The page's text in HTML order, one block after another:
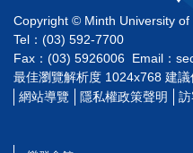
Copyright © Minth University
Tel：(03) 592-7700
Fax：(03) 5926006 Email：
最佳瀏覽解析度 1024x768 建
網站導覽
隱私權政策聲明 訪